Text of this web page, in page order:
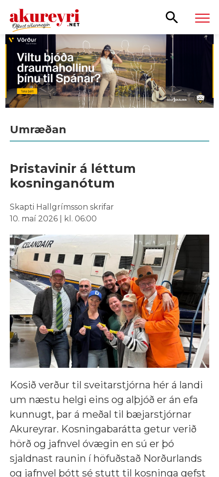
Leita
Umræðan
Þristavinir á léttum
kosninganótum
Skapti Hallgrímsson skrifar
10. maí 2026 | kl. 06:00
Kosið verður til sveitarstjórna hér á landi
um næstu helgi eins og alþjóð er án efa
kunnugt, þar á meðal til bæjarstjórnar
Akureyrar. Kosningabarátta getur verið
hörð og jafnvel óvægin en sú er þó
sjaldnast raunin í höfuðstað Norðurlands
og jafnvel þótt sé stutt til kosninga gefst